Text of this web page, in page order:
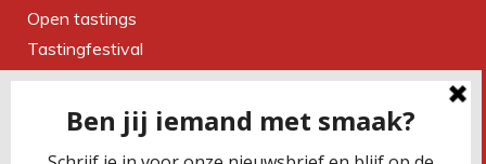
Open tastings
Tastingfestival
Magazine
Over ons